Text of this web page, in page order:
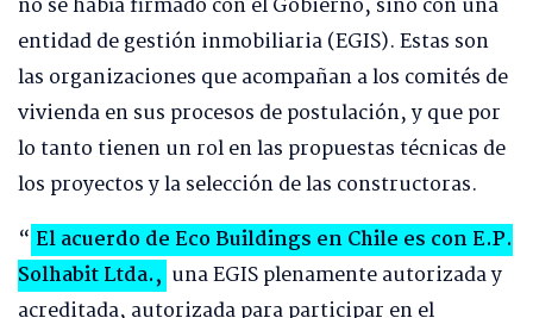
no se había firmado con el Gobierno, sino con una
entidad de gestión inmobiliaria (EGIS). Estas son
las organizaciones que acompañan a los comités de
vivienda en sus procesos de postulación, y que por
lo tanto tienen un rol en las propuestas técnicas de
los proyectos y la selección de las constructoras.
“ El acuerdo de Eco Buildings en Chile es con E.P.
Solhabit Ltda., una EGIS plenamente autorizada y
acreditada, autorizada para participar en el